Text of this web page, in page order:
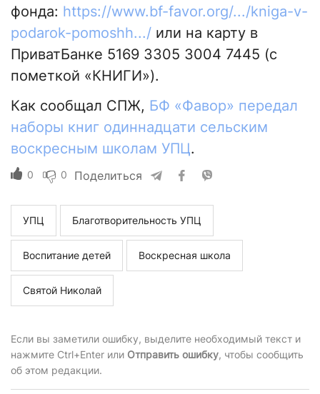
фонда: https://www.bf-favor.org/.../kniga-v-
podarok-pomoshh.../ или на карту в
ПриватБанке 5169 3305 3004 7445 (с
пометкой «КНИГИ»).
Как сообщал СПЖ, БФ «Фавор» передал
наборы книг одиннадцати сельским
воскресным школам УПЦ.
0 0 Поделиться
УПЦ Благотворительность УПЦ
Воспитание детей Воскресная школа
Святой Николай
Если вы заметили ошибку, выделите необходимый текст и
нажмите Ctrl+Enter или Отправить ошибку, чтобы сообщить
об этом редакции.